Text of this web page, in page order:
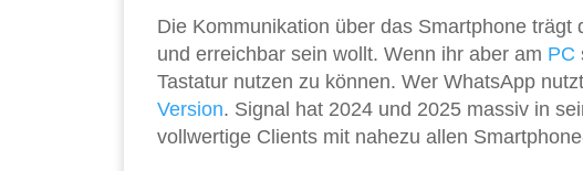
Die Kommunikation über das Smartphone
und erreichbar sein wollt. Wenn ihr aber am PC
Tastatur nutzen zu können. Wer WhatsApp
Version. Signal hat 2024 und 2025 massiv in
vollwertige Clients mit nahezu allen